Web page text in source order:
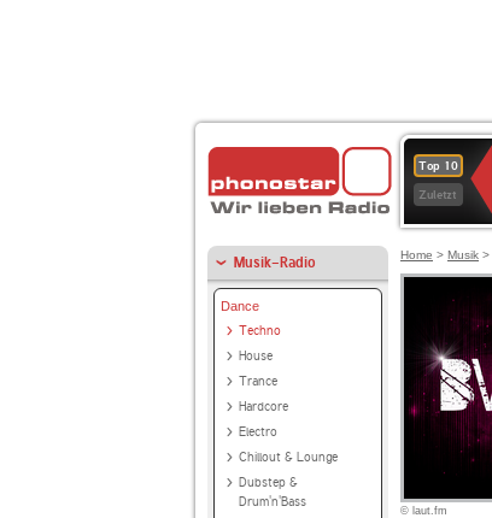
Top 10
Zuletzt
Musik-Radio
Dance
Techno
House
Trance
Hardcore
Electro
Chillout & Lounge
Dubstep &
Drum'n'Bass
Home > Musik >
© laut.fm